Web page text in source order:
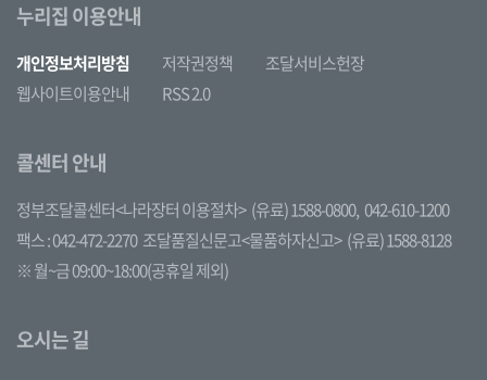
누리집 이용안내
개인정보처리방침 저작권정책
조달서비스헌장
웹사이트이용안내
RSS 2.0
콜센터 안내
정부조달콜센터<나라장터 이용절차> (유료) 1588-0800, 042-610-1200
팩스 : 042-472-2270 조달품질신문고<물품하자신고> (유료) 1588-8128
※ 월~금 09:00~18:00(공휴일 제외)
오시는 길